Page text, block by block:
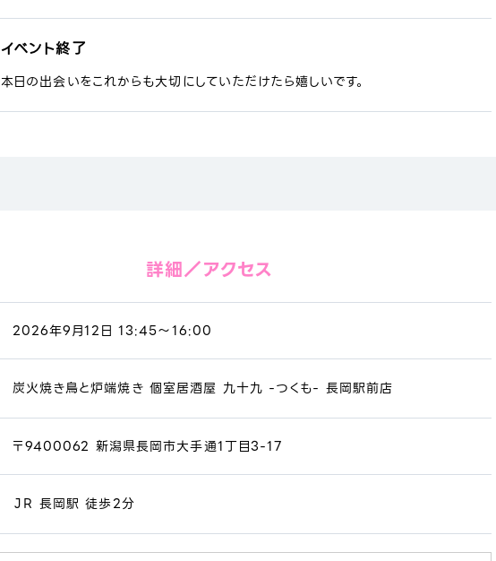
イベント終了
本日の出会いをこれからも大切にしていただけたら嬉しいです。
詳細／アクセス
2026年9月12日 13:45～16:00
炭火焼き鳥と炉端焼き 個室居酒屋 九十九 -つくも- 長岡駅前店
〒9400062 新潟県長岡市大手通1丁目3-17
ＪＲ 長岡駅 徒歩2分